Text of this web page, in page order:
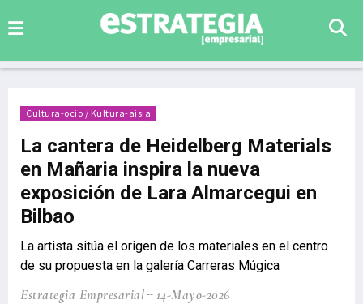
Cultura-ocio / Kultura-aisia
La cantera de Heidelberg Materials
en Mañaria inspira la nueva
exposición de Lara Almarcegui en
Bilbao
La artista sitúa el origen de los materiales en el centro
de su propuesta en la galería Carreras Múgica
Estrategia Empresarial 14-Mayo-2026